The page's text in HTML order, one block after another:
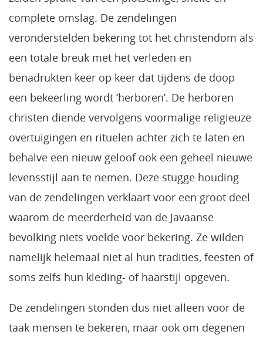
complete omslag. De zendelingen
veronderstelden bekering tot het christendom als
een totale breuk met het verleden en
benadrukten keer op keer dat tijdens de doop
een bekeerling wordt ‘herboren’. De herboren
christen diende vervolgens voormalige religieuze
overtuigingen en rituelen achter zich te laten en
behalve een nieuw geloof ook een geheel nieuwe
levensstijl aan te nemen. Deze stugge houding
van de zendelingen verklaart voor een groot deel
waarom de meerderheid van de Javaanse
bevolking niets voelde voor bekering. Ze wilden
namelijk helemaal niet al hun tradities, feesten of
soms zelfs hun kleding- of haarstijl opgeven.
De zendelingen stonden dus niet alleen voor de
taak mensen te bekeren, maar ook om degenen